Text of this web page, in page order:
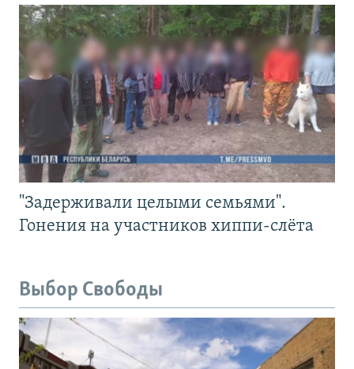
"Задерживали целыми семьями".
Гонения на участников хиппи-слёта
Выбор Свободы